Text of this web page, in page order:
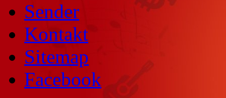
Sender
Kontakt
Sitemap
Facebook